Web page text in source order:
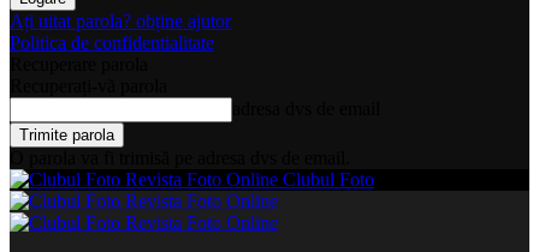
Ați uitat parola? obține ajutor
Politica de confidentialitate
Clubul Foto